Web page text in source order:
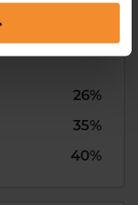
26%
35%
40%